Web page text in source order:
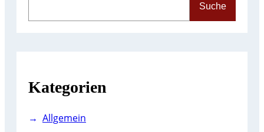
Suche
Kategorien
Allgemein